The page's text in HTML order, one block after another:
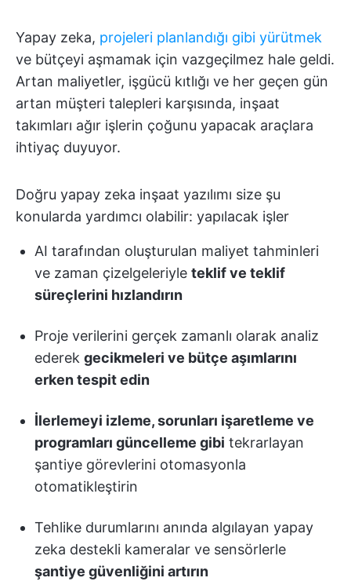
Yapay zeka, projeleri planlandığı gibi yürütmek
ve bütçeyi aşmamak için vazgeçilmez hale geldi.
Artan maliyetler, işgücü kıtlığı ve her geçen gün
artan müşteri talepleri karşısında, inşaat
takımları ağır işlerin çoğunu yapacak araçlara
ihtiyaç duyuyor.
Doğru yapay zeka inşaat yazılımı size şu
konularda yardımcı olabilir: yapılacak işler
AI tarafından oluşturulan maliyet tahminleri
ve zaman çizelgeleriyle teklif ve teklif
süreçlerini hızlandırın
Proje verilerini gerçek zamanlı olarak analiz
ederek gecikmeleri ve bütçe aşımlarını
erken tespit edin
İlerlemeyi izleme, sorunları işaretleme ve
programları güncelleme gibi tekrarlayan
şantiye görevlerini otomasyonla
otomatikleştirin
Tehlike durumlarını anında algılayan yapay
zeka destekli kameralar ve sensörlerle
şantiye güvenliğini artırın